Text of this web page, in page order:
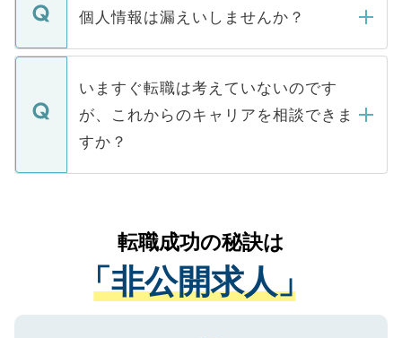
■応募殺到を避けるため 人気のある医療機
関を公にしてしまうと、応募が殺到する場
に、医療機関が求める条件に合った人材の
みを人材紹介会社に依頼するケースが増え
ています。
ん。また、仮に応募先から内定をいただい
定を承諾する必要はありません。内定先へ
の辞退の連絡はキャリアパートナーが行い
ますので、ご安心ください。
個人情報は漏えいしませんか？
個人情報が漏えいすることはありませんの
で、ご安心ください。当サイトからの登録
などで収集したご登録者様の個人情報は、
ご本人のキャリアアップおよび転職活動の
支援を目的に使用いたします。お預かりし
ているすべての個人データはご本人の許可
は、個人情報の取り扱いについての厳密な
管理基準を満たした事業者のみに付与され
る、プライバシーマークを取得済みです。
ご登録いただいた個人情報は、SSL（デー
いますぐ転職は考えていないのです
が、これからのキャリアを相談できま
すか？
かがいして、現在の医療機関の状況や紹介
経験をまじえながら、適切なアドバイスを
させていただきます。すぐにご転職をされ
ない方には、長期的なサポートが可能です
ので、まずはご登録ください。
転職成功の秘訣は
「非公開求人」